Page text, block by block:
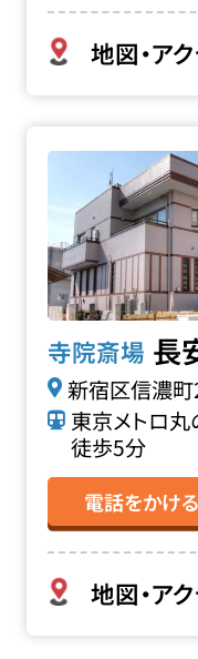
地図・ア
寺院斎場 長
新宿区信濃
東京メトロ丸
徒歩5分
電話をかける
地図・ア